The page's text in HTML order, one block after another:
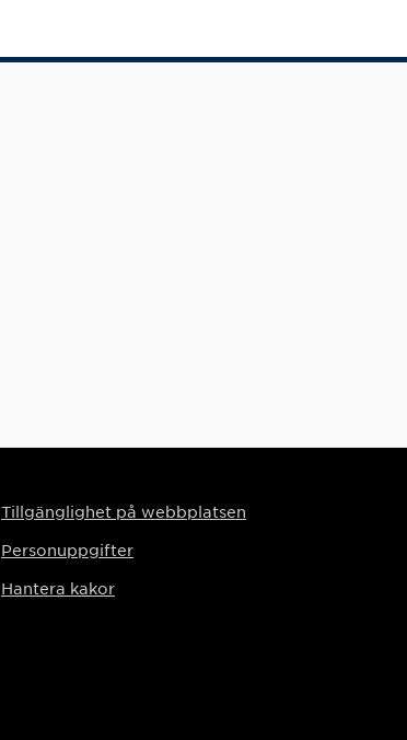
Tillgänglighet på webbplatsen
Personuppgifter
Hantera kakor